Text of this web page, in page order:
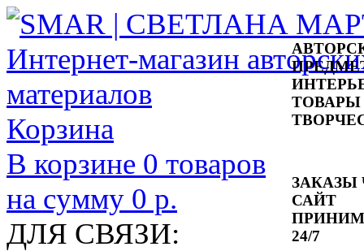
ТОВАРЫ
ЗАКАЗЫ
САЙТ
24/7
Корзина
В корзине 0 товаров
на сумму 0 р.
ДЛЯ СВЯЗИ: